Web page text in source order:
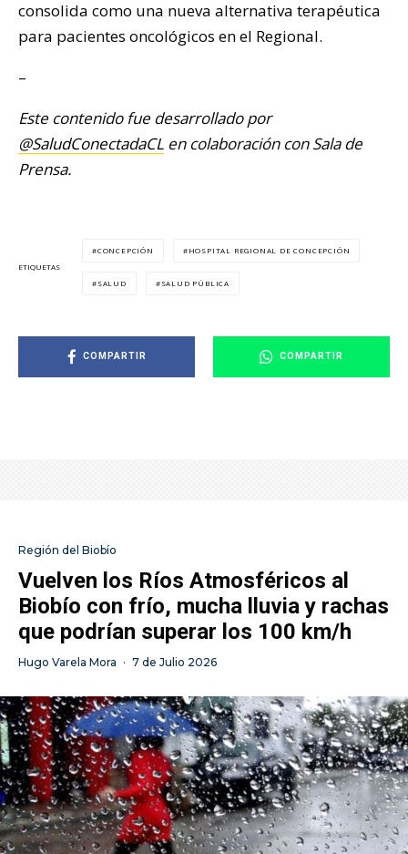
consolida como una nueva alternativa terapéutica
para pacientes oncológicos en el Regional.
–
Este contenido fue desarrollado por
@SaludConectadaCL en colaboración con Sala de
Prensa.
ETIQUETAS
CONCEPCIÓN HOSPITAL REGIONAL DE CONCEPCIÓN
SALUD SALUD PÚBLICA
COMPARTIR COMPARTIR
Región del Biobío
Vuelven los Ríos Atmosféricos al
Biobío con frío, mucha lluvia y rachas
que podrían superar los 100 km/h
Hugo Varela Mora · 7 de Julio 2026